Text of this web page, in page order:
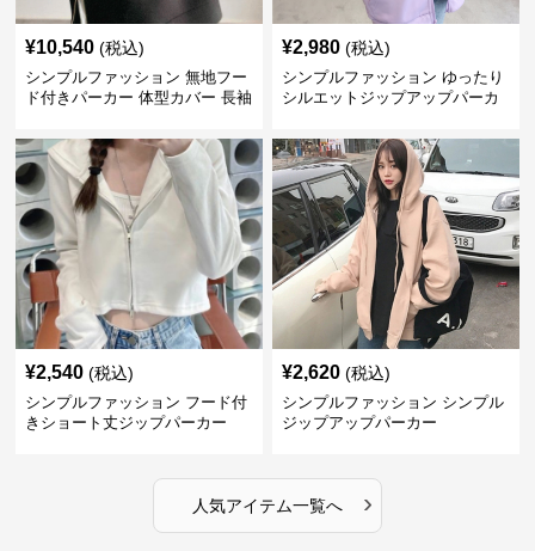
¥10,540 (税込)
シンプルファッション 無地フー
ド付きパーカー 体型カバー 長袖
¥2,980 (税込)
シンプルファッション ゆったり
シルエットジップアップパーカ
¥2,540 (税込)
シンプルファッション フード付
きショート丈ジップパーカー
¥2,620 (税込)
シンプルファッション シンプル
ジップアップパーカー
人気アイテム一覧へ ›